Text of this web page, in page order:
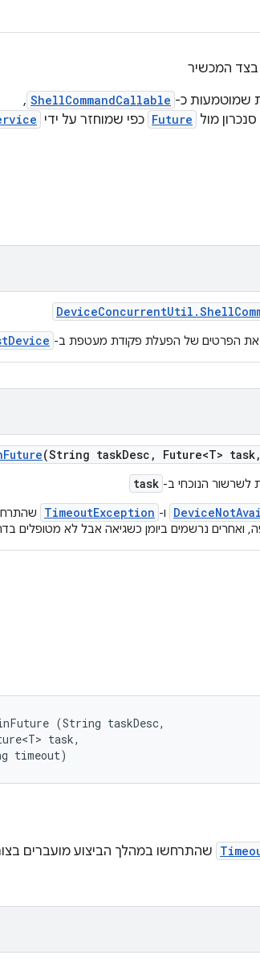
בצד המכשיר
שמוטמעות כ- ShellCommandCallable
,
מול Future כפי שמוחזר על ידי
DeviceConcurrentUtil .Shell
הפרטים של הפעלת פקודת מעטפת ב-
Future(String taskDesc , Future<T> task,
לשרשור הנוכחי ב- task
ו- TimeoutException
ואחרים נרשמים ביומן כשגיאה אבל לא מטופלים
(String taskDesc,
task,
timeout)
שהתרחשו במהלך הביצוע מועברים